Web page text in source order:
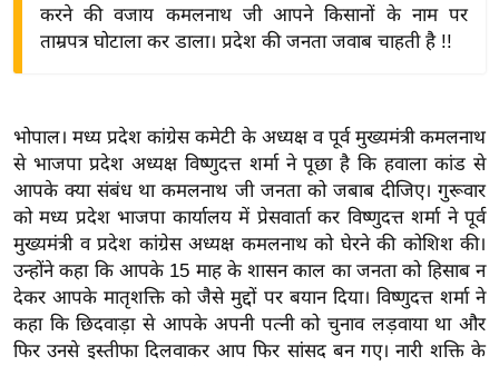
शे
ष
ज्ञ
रा
य
ब
ज
ट
करने की वजाय कमलनाथ जी आपने किसानों के नाम पर
ताम्रपत्र घोटाला कर डाला। प्रदेश की जनता जवाब चाहती है !!
भोपाल। मध्य प्रदेश कांग्रेस कमेटी के अध्यक्ष व पूर्व मुख्यमंत्री कमलनाथ
से भाजपा प्रदेश अध्यक्ष विष्णुदत्त शर्मा ने पूछा है कि हवाला कांड से
आपके क्या संबंध था कमलनाथ जी जनता को जबाब दीजिए। गुरूवार
को मध्य प्रदेश भाजपा कार्यालय में प्रेसवार्ता कर विष्णुदत्त शर्मा ने पूर्व
मुख्यमंत्री व प्रदेश कांग्रेस अध्यक्ष कमलनाथ को घेरने की कोशिश की।
उन्होंने कहा कि आपके 15 माह के शासन काल का जनता को हिसाब न
देकर आपके मातृशक्ति को जैसे मुद्दों पर बयान दिया। विष्णुदत्त शर्मा ने
कहा कि छिदवाड़ा से आपके अपनी पत्नी को चुनाव लड़वाया था और
फिर उनसे इस्तीफा दिलवाकर आप फिर सांसद बन गए। नारी शक्ति के